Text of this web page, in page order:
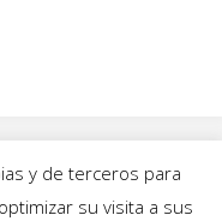
y de terceros para
su visita a sus